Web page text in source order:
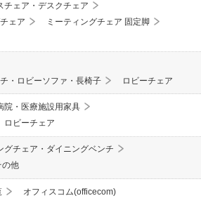
チェア・デスクチェア
ェア
ミーティングチェア 固定脚
・ロビーソファ・長椅子
ロビーチェア
院・医療施設用家具
ロビーチェア
グチェア・ダイニングベンチ
の他
オフィスコム(officecom)